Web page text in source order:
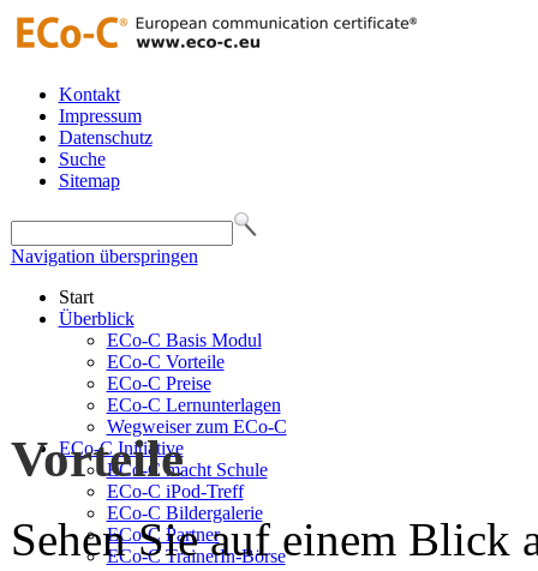
Kontakt
Impressum
Datenschutz
Suche
Sitemap
Navigation überspringen
Start
Überblick
ECo-C Basis Modul
ECo-C Vorteile
ECo-C Preise
ECo-C Lernunterlagen
Wegweiser zum ECo-C
ECo-C Initiative
ECo-C macht Schule
ECo-C iPod-Treff
ECo-C Bildergalerie
ECo-C Partner
ECo-C TrainerIn-Börse
Vorteile
Sehen Sie auf einem Blick